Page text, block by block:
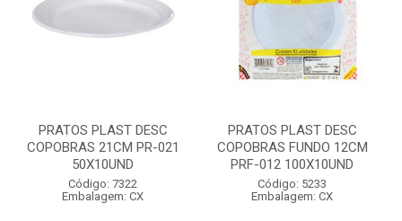
PRATOS PLAST DESC
COPOBRAS 21CM PR-021
50X10UND
Código: 7322
Embalagem: CX
PRATOS PLAST DESC
COPOBRAS FUNDO 12CM
PRF-012 100X10UND
Código: 5233
Embalagem: CX